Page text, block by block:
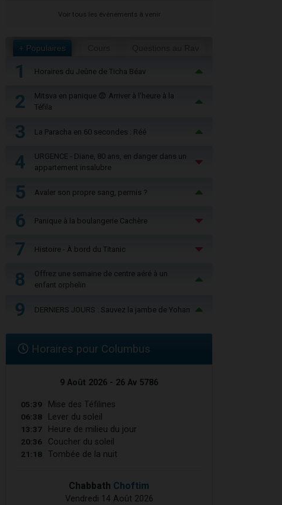
Voir tous les événements à venir
+ Populaires
1 Horaires du Jeûne de Ticha Béav
2
Mitsva en panique 😨 Arriver à l'heure à la
Téfila
3 La Paracha en 60 secondes : Réé
4
URGENCE - Diane, 80 ans, en danger dans un
appartement insalubre
5 Avaler son propre sang, permis ?
6 Panique à la boulangerie Cachère
7 Histoire - À bord du Titanic
8
Offrez une semaine de centre aéré à un
enfant orphelin
9 DERNIERS JOURS : Sauvez la jambe de Yohan
Horaires pour Columbus
9 Août 2026 - 26 Av 5786
05:39 Mise des Téfilines
06:38 Lever du soleil
13:37 Heure de milieu du jour
20:36 Coucher du soleil
21:18 Tombée de la nuit
Chabbath Choftim
Vendredi 14 Août 2026